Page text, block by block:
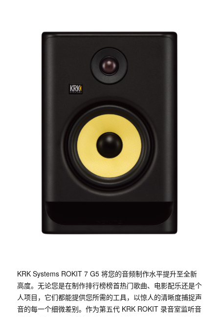
KRK Systems ROKIT 7 G5 将您的音频制作水平提升至全新
高度。无论您是在制作排行榜榜首热门歌曲、电影配乐还是个
人项目，它们都能提供您所需的工具，以惊人的清晰度捕捉声
音的每一个细微差别。作为第五代 KRK ROKIT 录音室监听音